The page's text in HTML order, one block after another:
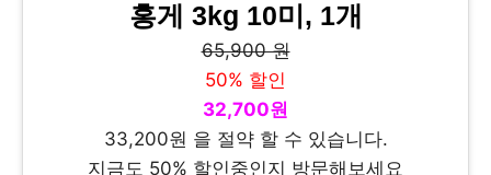
홍게 3kg 10미, 1개
65,900 원
50% 할인
32,700원
33,200원 을 절약 할 수 있습니다.
지금도 50% 할인중인지 방문해보세요